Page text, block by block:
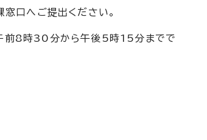
口へご提出ください。
前8時30分から午後5時15分までで